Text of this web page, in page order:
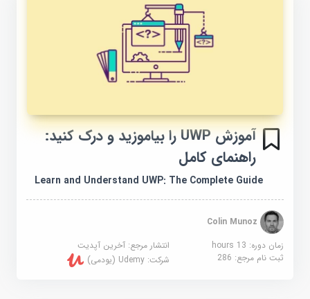
آموزش UWP را بیاموزید و درک کنید:
راهنمای کامل
Learn and Understand UWP: The Complete Guide
Colin Munoz
زمان دوره: 13 hours
انتشار مرجع:آخرین آپدیت
ثبت نام مرجع:286 شرکت:Udemy (یودمی)